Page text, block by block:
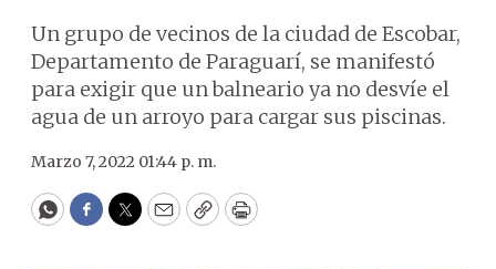
Un grupo de vecinos de la ciudad de Escobar,
Departamento de Paraguarí, se manifestó
para exigir que un balneario ya no desvíe el
agua de un arroyo para cargar sus piscinas.
Marzo 7, 2022 01:44 p. m.
WhatsApp
Facebook
Twitter
EmailCopyPrint